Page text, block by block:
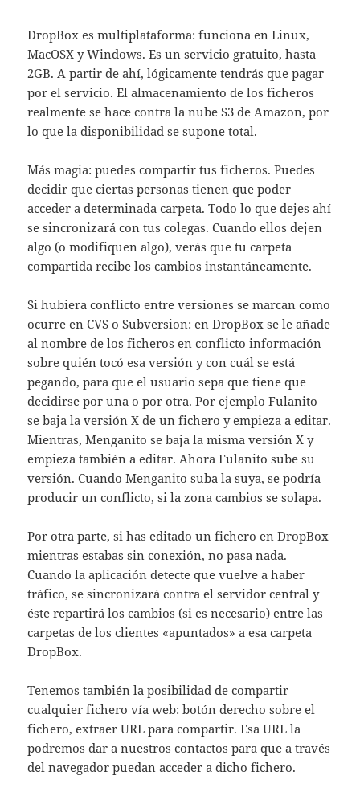
DropBox es multiplataforma: funciona en Linux,
MacOSX y Windows. Es un servicio gratuito, hasta
2GB. A partir de ahí, lógicamente tendrás que pagar
por el servicio. El almacenamiento de los ficheros
realmente se hace contra la nube S3 de Amazon, por
lo que la disponibilidad se supone total.
Más magia: puedes compartir tus ficheros. Puedes
decidir que ciertas personas tienen que poder
acceder a determinada carpeta. Todo lo que dejes ahí
se sincronizará con tus colegas. Cuando ellos dejen
algo (o modifiquen algo), verás que tu carpeta
compartida recibe los cambios instantáneamente.
Si hubiera conflicto entre versiones se marcan como
ocurre en CVS o Subversion: en DropBox se le añade
al nombre de los ficheros en conflicto información
sobre quién tocó esa versión y con cuál se está
pegando, para que el usuario sepa que tiene que
decidirse por una o por otra. Por ejemplo Fulanito
se baja la versión X de un fichero y empieza a editar.
Mientras, Menganito se baja la misma versión X y
empieza también a editar. Ahora Fulanito sube su
versión. Cuando Menganito suba la suya, se podría
producir un conflicto, si la zona cambios se solapa.
Por otra parte, si has editado un fichero en DropBox
mientras estabas sin conexión, no pasa nada.
Cuando la aplicación detecte que vuelve a haber
tráfico, se sincronizará contra el servidor central y
éste repartirá los cambios (si es necesario) entre las
carpetas de los clientes «apuntados» a esa carpeta
DropBox.
Tenemos también la posibilidad de compartir
cualquier fichero vía web: botón derecho sobre el
fichero, extraer URL para compartir. Esa URL la
podremos dar a nuestros contactos para que a través
del navegador puedan acceder a dicho fichero.